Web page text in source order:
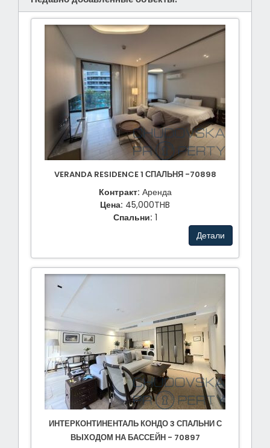
VERANDA RESIDENCE 1 СПАЛЬНЯ -70898
Контракт: Аренда
Цена: 45,000THB
Спальни: 1
Детали
ИНТЕРКОНТИНЕНТАЛЬ КОНДО 3 СПАЛЬНИ С
ВЫХОДОМ НА БАССЕЙН - 70897